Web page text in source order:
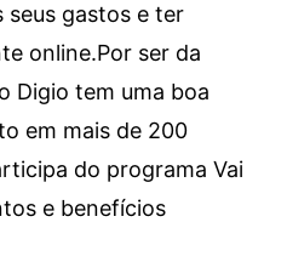
seus gastos e ter
online.Por ser da
Digio tem uma boa
em mais de 200
do programa Vai
e benefícios